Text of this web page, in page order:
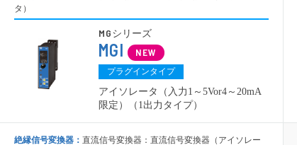
タ）
MG シリーズ
MGI
プラグインタイプ
アイソレータ（入力1～5Vor4～20mA
限定）（1出力タイプ）
絶縁信号変換器： 直流信号変換器：直流信号変換器（アイソレー